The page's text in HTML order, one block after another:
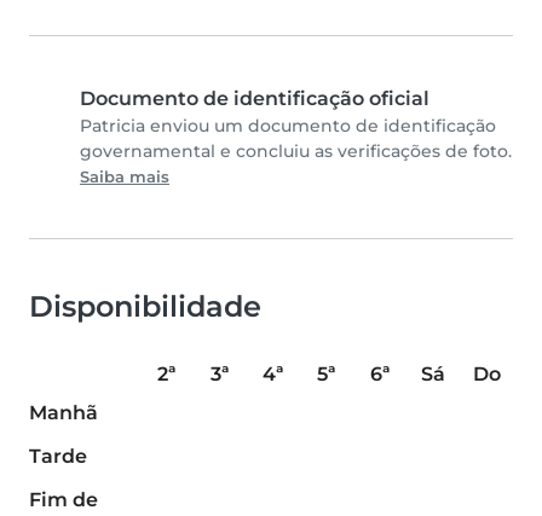
Documento de identificação oficial
Patricia enviou um documento de identificação
governamental e concluiu as verificações de foto.
Saiba mais
Disponibilidade
2ª 3ª 4ª 5ª 6ª Sá
Do
Manhã
Tarde
Fim de